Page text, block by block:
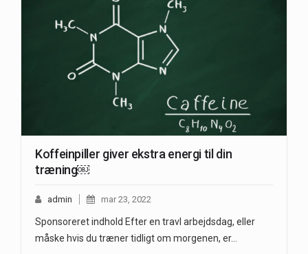
Koffeinpiller giver ekstra energi til din
træning￼
admin mar 23, 2022
Sponsoreret indhold Efter en travl arbejdsdag, eller
måske hvis du træner tidligt om morgenen, er…